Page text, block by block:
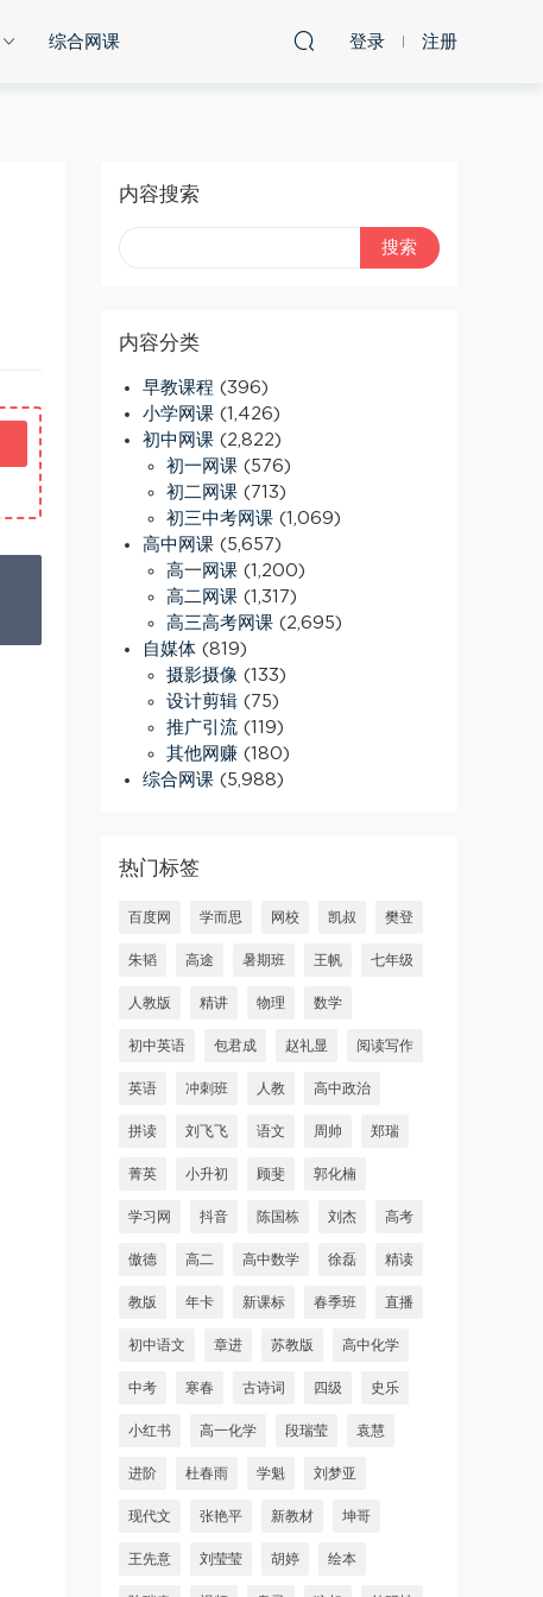
综合网课 登录 注册
内容搜索
内容分类
早教课程 (396)
小学网课 (1,426)
初中网课 (2,822)
初一网课 (576)
初二网课 (713)
初三中考网课 (1,069)
高中网课 (5,657)
高一网课 (1,200)
高二网课 (1,317)
高三高考网课 (2,695)
自媒体 (819)
摄影摄像 (133)
设计剪辑 (75)
推广引流 (119)
其他网赚 (180)
综合网课 (5,988)
热门标签
百度网 学而思 网校 凯叔 樊登
朱韬 高途 暑期班 王帆 七年级
人教版 精讲 物理 数学
初中英语 包君成 赵礼显 阅读写作
英语 冲刺班 人教 高中政治
拼读 刘飞飞 语文 周帅 郑瑞
菁英 小升初 顾斐 郭化楠
学习网 抖音 陈国栋 刘杰 高考
傲德 高二 高中数学 徐磊 精读
教版 年卡 新课标 春季班 直播
初中语文 章进 苏教版 高中化学
中考 寒春 古诗词 四级 史乐
小红书 高一化学 段瑞莹 袁慧
进阶 杜春雨 学魁 刘梦亚
现代文 张艳平 新教材 坤哥
王先意 刘莹莹 胡婷 绘本